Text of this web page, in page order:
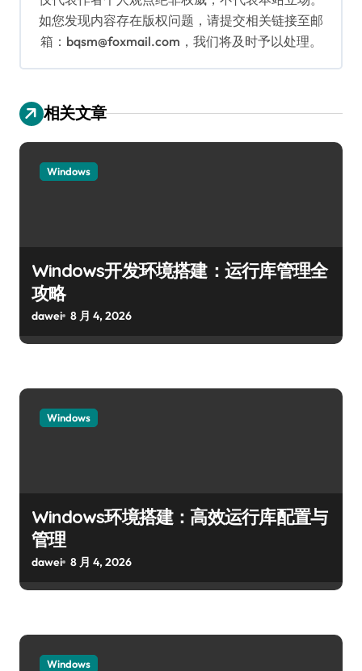
如您发现内容存在版权问题，请提交相关链接至邮
箱：bqsm@foxmail.com，我们将及时予以处理。
相关文章
Windows
Windows开发环境搭建：运行库管理全
攻略
dawei 8 月 4, 2026
Windows
Windows环境搭建：高效运行库配置与
管理
dawei 8 月 4, 2026
Windows